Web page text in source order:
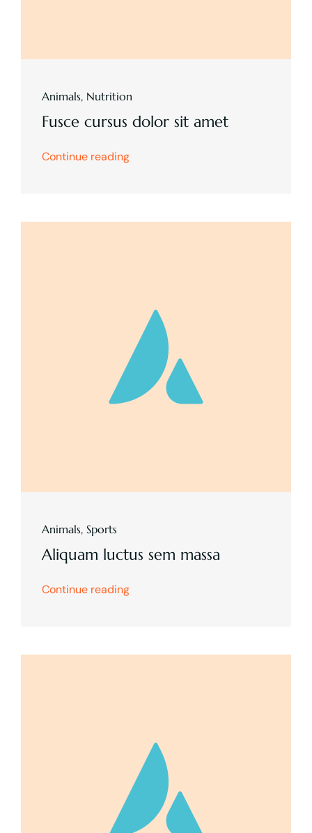
Animals, Nutrition
Fusce cursus dolor sit amet
Continue reading
Animals, Sports
Aliquam luctus sem massa
Continue reading